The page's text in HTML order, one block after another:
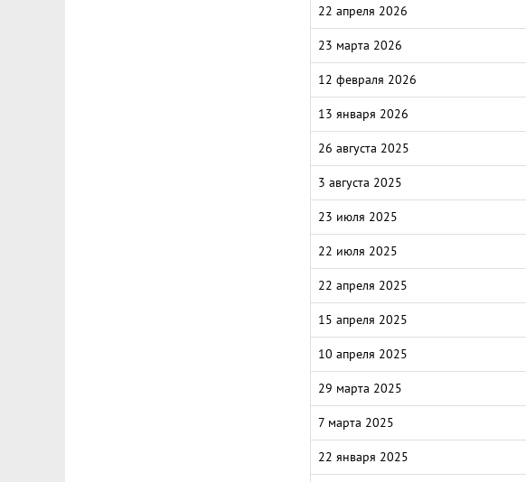
22 апреля 2026
23 марта 2026
12 февраля 2026
13 января 2026
26 августа 2025
3 августа 2025
23 июля 2025
22 июля 2025
22 апреля 2025
15 апреля 2025
10 апреля 2025
29 марта 2025
7 марта 2025
22 января 2025